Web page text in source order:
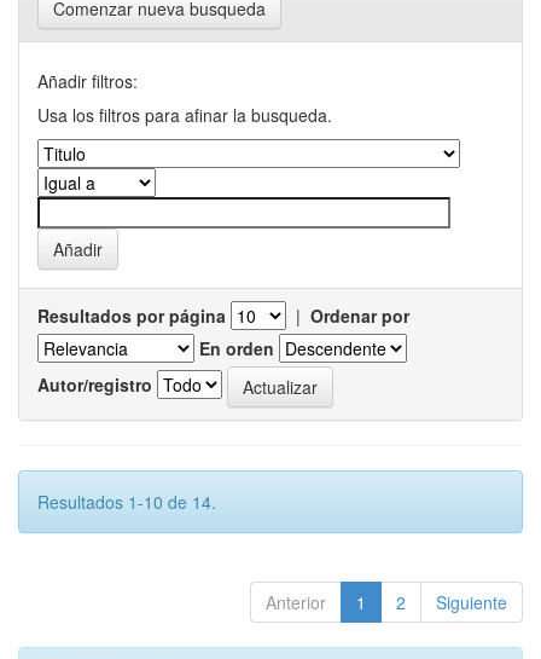
Comenzar nueva busqueda
Añadir filtros:
Usa los filtros para afinar la busqueda.
Resultados por página | Ordenar por
En orden
Autor/registro
Resultados 1-10 de 14.
Anterior 1 2 Siguiente